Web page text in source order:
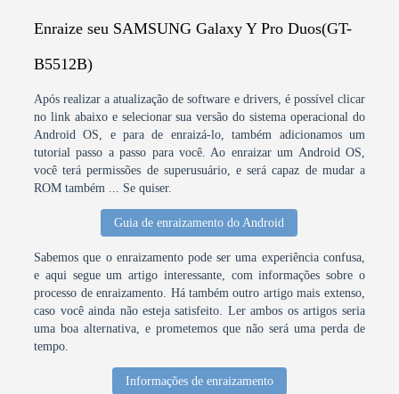
Enraize seu SAMSUNG Galaxy Y Pro Duos(GT-
B5512B)
Após realizar a atualização de software e drivers, é possível clicar
no link abaixo e selecionar sua versão do sistema operacional do
Android OS, e para de enraizá-lo, também adicionamos um
tutorial passo a passo para você. Ao enraizar um Android OS,
você terá permissões de superusuário, e será capaz de mudar a
ROM também ... Se quiser.
Guia de enraizamento do Android
Sabemos que o enraizamento pode ser uma experiência confusa,
e aqui segue um artigo interessante, com informações sobre o
processo de enraizamento. Há também outro artigo mais extenso,
caso você ainda não esteja satisfeito. Ler ambos os artigos seria
uma boa alternativa, e prometemos que não será uma perda de
tempo.
Informações de enraizamento